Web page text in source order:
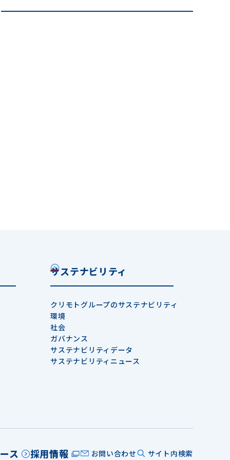
サステナビリティ
クリモトグループのサステナビリティ
環境
社会
ガバナンス
サステナビリティデータ
サステナビリティニュース
ス 採用情報 お問い合わせ サイト内検索